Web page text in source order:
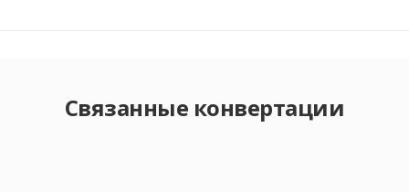
Связанные конвертации